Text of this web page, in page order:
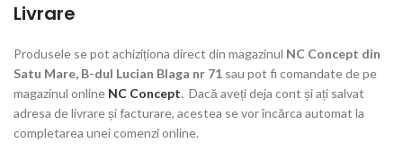
Livrare
Produsele se pot achiziționa direct din magazinul NC Concept din
Satu Mare, B-dul Lucian Blaga nr 71 sau pot fi comandate de pe
magazinul online NC Concept. Dacă aveți deja cont și ați salvat
adresa de livrare și facturare, acestea se vor încărca automat la
completarea unei comenzi online.